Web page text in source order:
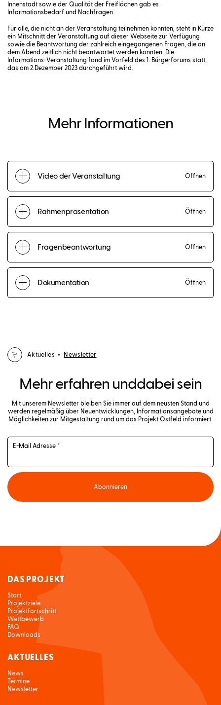
Innenstadt sowie der Qualität der Freiflächen gab es
Informationsbedarf und Nachfragen.
Für alle, die nicht an der Veranstaltung teilnehmen konnten, steht in Kürze
ein Mitschnitt der Veranstaltung auf dieser Webseite zur Verfügung
sowie die Beantwortung der zahlreich eingegangenen Fragen, die an
dem Abend zeitlich nicht beantwortet werden konnten. Die
Informations-Veranstaltung fand im Vorfeld des 1. Bürgerforums statt,
das am 2.Dezember 2023 durchgeführt wird.
Mehr Informationen
Video der Veranstaltung Öffnen
Rahmenpräsentation Öffnen
Fragenbeantwortung Öffnen
Dokumentation Öffnen
Aktuelles » Newsletter
Mehr erfahren unddabei sein
Mit unserem Newsletter bleiben Sie immer auf dem neusten Stand und
werden regelmäßig über Neuentwicklungen, Informationsangebote und
Möglichkeiten zur Mitgestaltung rund um das Projekt Ostfeld informiert.
E-Mail Adresse *
Abonnieren
DAS PROJEKT
Start
Projektziele
Projektfortschritt
Wettbewerb
FAQ
Downloads
AKTUELLES
News
Termine
Newsletter